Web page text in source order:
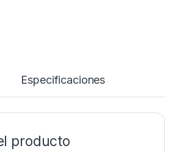
Especificaciones
producto